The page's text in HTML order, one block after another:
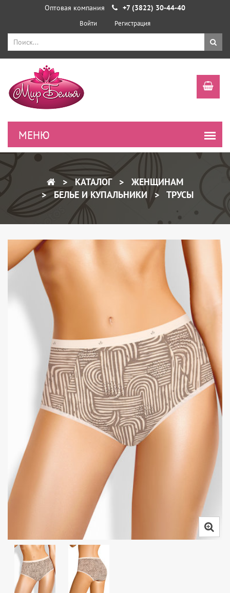
Оптовая компания +7 (3822) 30-44-40
Войти Регистрация
КАТАЛОГ
ЖЕНЩИНАМ
БЕЛЬЕ И КУПАЛЬНИКИ
ТРУСЫ